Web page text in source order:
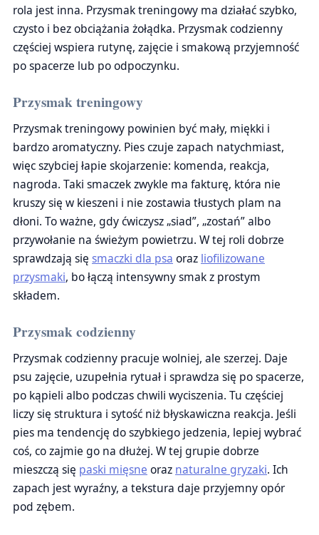
rola jest inna. Przysmak treningowy ma działać szybko,
czysto i bez obciążania żołądka. Przysmak codzienny
częściej wspiera rutynę, zajęcie i smakową przyjemność
po spacerze lub po odpoczynku.
Przysmak treningowy
Przysmak treningowy powinien być mały, miękki i
bardzo aromatyczny. Pies czuje zapach natychmiast,
więc szybciej łapie skojarzenie: komenda, reakcja,
nagroda. Taki smaczek zwykle ma fakturę, która nie
kruszy się w kieszeni i nie zostawia tłustych plam na
dłoni. To ważne, gdy ćwiczysz „siad”, „zostań” albo
przywołanie na świeżym powietrzu. W tej roli dobrze
sprawdzają się smaczki dla psa oraz liofilizowane
przysmaki, bo łączą intensywny smak z prostym
składem.
Przysmak codzienny
Przysmak codzienny pracuje wolniej, ale szerzej. Daje
psu zajęcie, uzupełnia rytuał i sprawdza się po spacerze,
po kąpieli albo podczas chwili wyciszenia. Tu częściej
liczy się struktura i sytość niż błyskawiczna reakcja. Jeśli
pies ma tendencję do szybkiego jedzenia, lepiej wybrać
coś, co zajmie go na dłużej. W tej grupie dobrze
mieszczą się paski mięsne oraz naturalne gryzaki. Ich
zapach jest wyraźny, a tekstura daje przyjemny opór
pod zębem.